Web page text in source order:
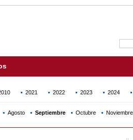
2021 2022 2023 2024
Agosto Septiembre Octubre Noviembre